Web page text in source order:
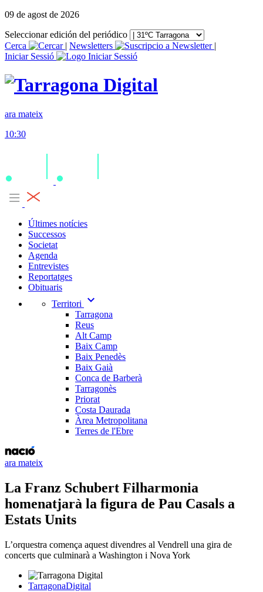
09 de agost de 2026
Seleccionar edición del periódico
Cerca
| Newsletters
|
Iniciar Sessió
ara mateix
10:30
Últimes notícies
Successos
Societat
Agenda
Entrevistes
Reportatges
Obituaris
Territori
expand_more
Tarragona
Reus
Alt Camp
Baix Camp
Baix Penedès
Baix Gaià
Conca de Barberà
Tarragonès
Priorat
Costa Daurada
Àrea Metropolitana
Terres de l'Ebre
ara mateix
La Franz Schubert Filharmonia
homenatjarà la figura de Pau Casals a
Estats Units
L’orquestra comença aquest divendres al Vendrell una gira de
concerts que culminarà a Washington i Nova York
TarragonaDigital